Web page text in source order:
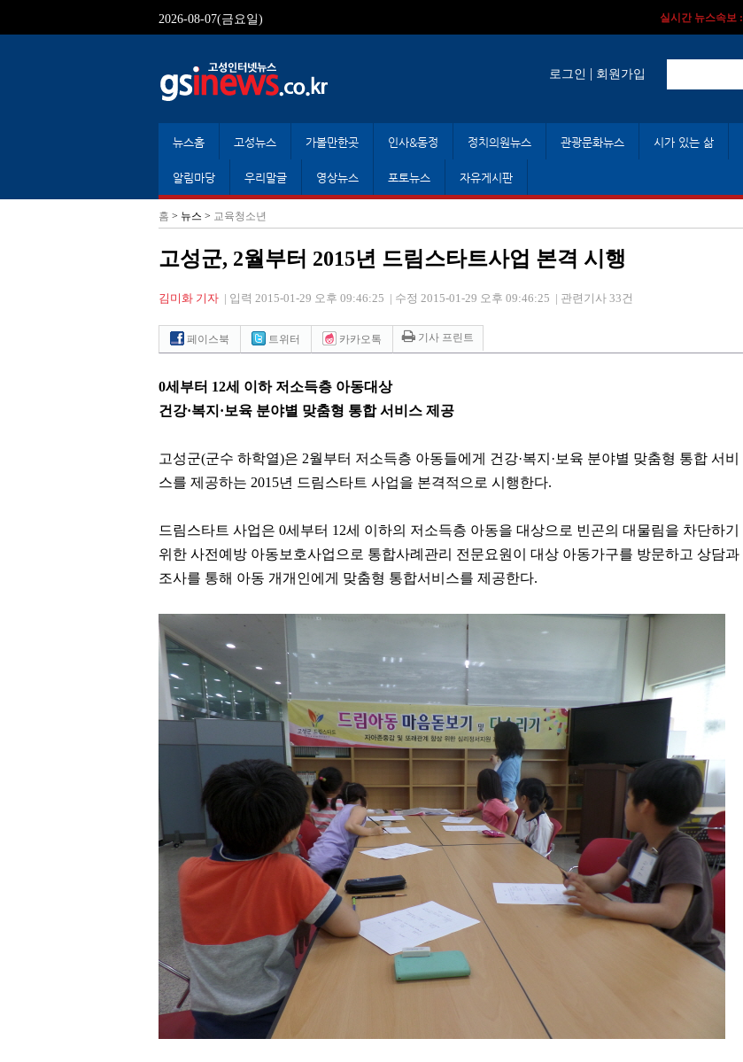
2026-08-07(금요일) 실시간 뉴스속보 :
로그인 | 회원가입
뉴스홈 고성뉴스 가볼만한곳 인사&동정 정치의원뉴스 관광문화뉴스 시가 있는 삶
알림마당 우리말글 영상뉴스 포토뉴스 자유게시판
홈 > 뉴스 > 교육청소년
고성군, 2월부터 2015년 드림스타트사업 본격 시행
김미화 기자 입력 2015-01-29 오후 09:46:25 수정 2015-01-29 오후 09:46:25 관련기사 33건
페이스북 트위터 카카오톡 기사 프린트
0세부터 12세 이하 저소득층 아동대상
건강·복지·보육 분야별 맞춤형 통합 서비스 제공
고성군(군수 하학열)은 2월부터 저소득층 아동들에게 건강·복지·보육 분야별 맞춤형 통합 서비
스를 제공하는 2015년 드림스타트 사업을 본격적으로 시행한다.
드림스타트 사업은 0세부터 12세 이하의 저소득층 아동을 대상으로 빈곤의 대물림을 차단하기
위한 사전예방 아동보호사업으로 통합사례관리 전문요원이 대상 아동가구를 방문하고 상담과
조사를 통해 아동 개개인에게 맞춤형 통합서비스를 제공한다.